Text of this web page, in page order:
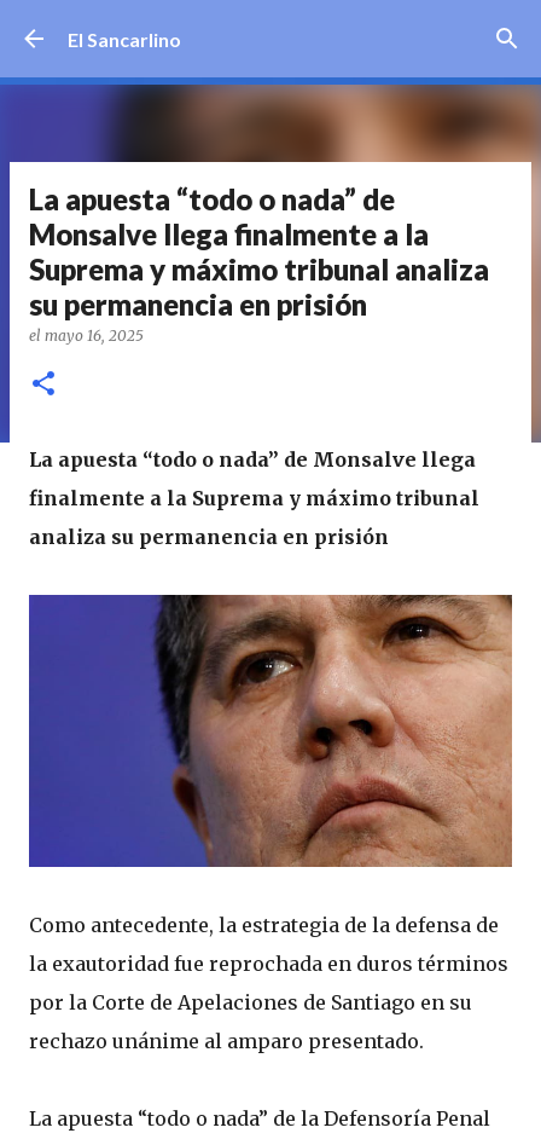
El Sancarlino
La apuesta “todo o nada” de
Monsalve llega finalmente a la
Suprema y máximo tribunal analiza
su permanencia en prisión
el mayo 16, 2025
La apuesta “todo o nada” de Monsalve llega
finalmente a la Suprema y máximo tribunal
analiza su permanencia en prisión
Como antecedente, la estrategia de la defensa de
la exautoridad fue reprochada en duros términos
por la Corte de Apelaciones de Santiago en su
rechazo unánime al amparo presentado.
La apuesta “todo o nada” de la Defensoría Penal